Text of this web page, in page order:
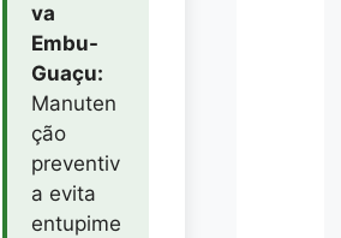
va
Embu-
Guaçu:
Manuten
ção
preventiv
a evita
entupime